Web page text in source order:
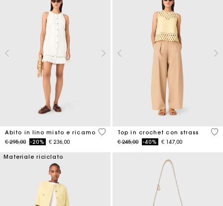
Abito in lino misto e ricamo
Price reduced from
€ 295,00to-20% € 236,00
4,5 out of 5 Customer Rating
Top in crochet con strass
Price reduced from
€ 245,00to-40% € 147,00
4,4
Materiale riciclato